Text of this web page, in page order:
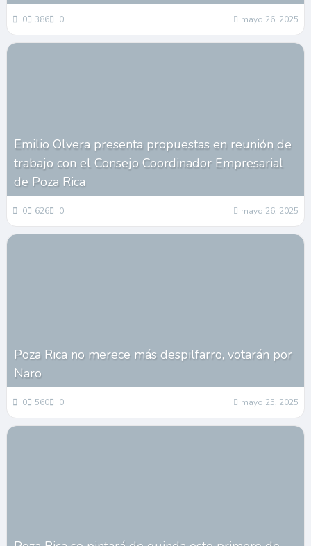
0 386 0 mayo 26, 2025
Emilio Olvera presenta propuestas en reunión de
trabajo con el Consejo Coordinador Empresarial
de Poza Rica
0 626 0 mayo 26, 2025
Poza Rica no merece más despilfarro, votarán por
Naro
0 560 0 mayo 25, 2025